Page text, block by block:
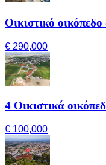
Οικιστικό
€ 290,000
4 Οικιστικά
€ 100,000